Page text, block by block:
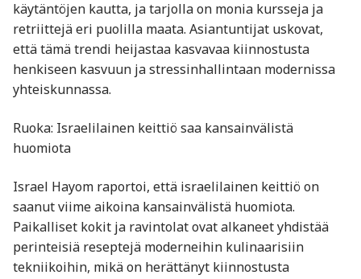
käytäntöjen kautta, ja tarjolla on monia kursseja ja
retriittejä eri puolilla maata. Asiantuntijat uskovat,
että tämä trendi heijastaa kasvavaa kiinnostusta
henkiseen kasvuun ja stressinhallintaan modernissa
yhteiskunnassa.​
Ruoka: Israelilainen keittiö saa kansainvälistä
huomiota
Israel Hayom raportoi, että israelilainen keittiö on
saanut viime aikoina kansainvälistä huomiota.
Paikalliset kokit ja ravintolat ovat alkaneet yhdistää
perinteisiä reseptejä moderneihin kulinaarisiin
tekniikoihin, mikä on herättänyt kiinnostusta